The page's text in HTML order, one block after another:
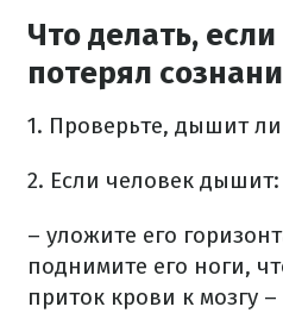
Что делать,
потерял
1. Проверьте, дышит
2. Если человек дышит:
– уложите его
поднимите его ноги,
приток крови к мозгу –